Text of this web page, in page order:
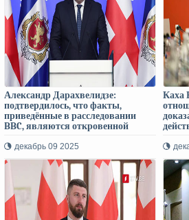
Александр Дарахвелидзе:
подтвердилось, что факты,
приведённые в расследовании
BBC, являются откровенной
декабрь 09 2025
Каха